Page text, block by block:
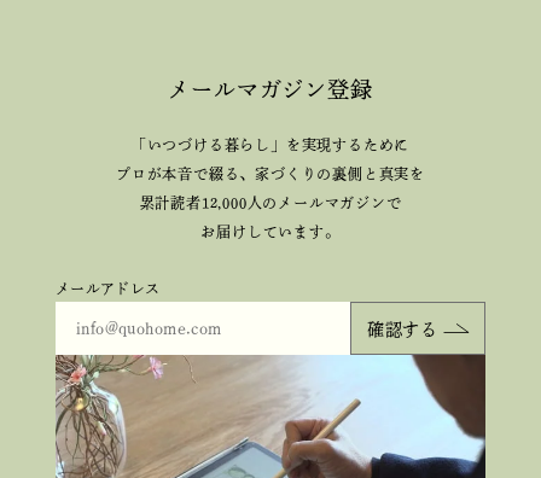
メールマガジン登録
「いつづける暮らし」を実現するために
プロが本音で綴る、家づくりの裏側と真実を
累計読者12,000人のメールマガジンで
お届けしています。
メールアドレス